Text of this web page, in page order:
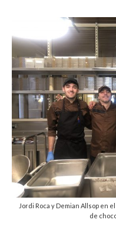
Jordi Roca y Demian Allsop en
de